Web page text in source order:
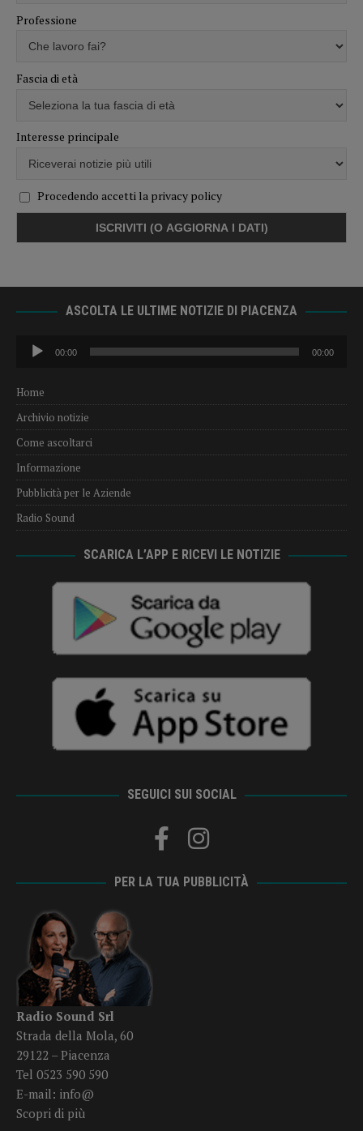
Professione
Fascia di età
Interesse principale
Procedendo accetti la privacy policy
ASCOLTA LE ULTIME NOTIZIE DI PIACENZA
Audio
Player
00:00 00:00
Home
Archivio notizie
Come ascoltarci
Informazione
Pubblicità per le Aziende
Radio Sound
SCARICA L’APP E RICEVI LE NOTIZIE
SEGUICI SUI SOCIAL
PER LA TUA PUBBLICITÀ
Radio Sound Srl
Strada della Mola, 60
29122 – Piacenza
Tel 0523 590 590
E-mail: info@
Scopri di più